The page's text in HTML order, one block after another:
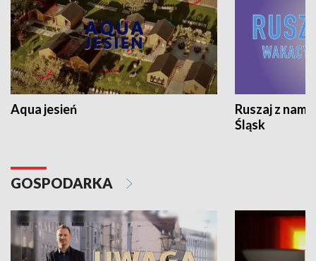
Aqua jesień
Ruszaj z
Śląsk
GOSPODARKA